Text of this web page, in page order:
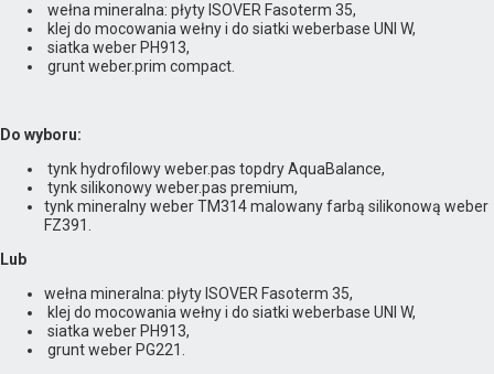
wełna mineralna: płyty ISOVER Fasoterm 35,
klej do mocowania wełny i do siatki weberbase UNI W,
siatka weber PH913,
grunt weber.prim compact.
Do wyboru:
tynk hydrofilowy weber.pas topdry AquaBalance,
tynk silikonowy weber.pas premium,
tynk mineralny weber TM314 malowany farbą silikonową weber
FZ391.
Lub
wełna mineralna: płyty ISOVER Fasoterm 35,
klej do mocowania wełny i do siatki weberbase UNI W,
siatka weber PH913,
grunt weber PG221.